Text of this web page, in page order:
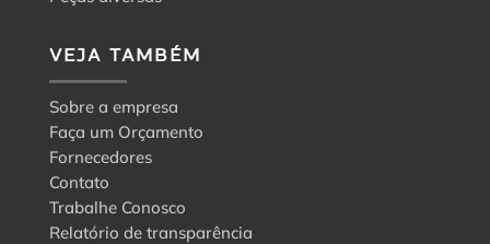
VEJA TAMBÉM
Sobre a empresa
Faça um Orçamento
Fornecedores
Contato
Trabalhe Conosco
Relatório de transparência